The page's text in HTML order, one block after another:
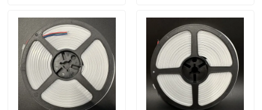
فیلم های
دربارهی ما